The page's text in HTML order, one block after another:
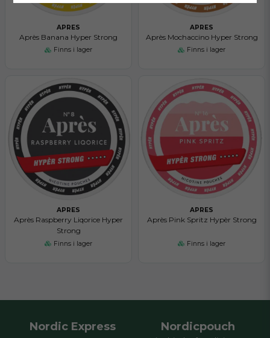
APRES
Après Banana Hyper Strong
Finns i lager
APRES
Après Mochaccino Hyper Strong
Finns i lager
APRES
Après Raspberry Liqorice Hyper
Strong
Finns i lager
APRES
Après Pink Spritz Hypèr Strong
Finns i lager
Nordic Express Nordicpouch